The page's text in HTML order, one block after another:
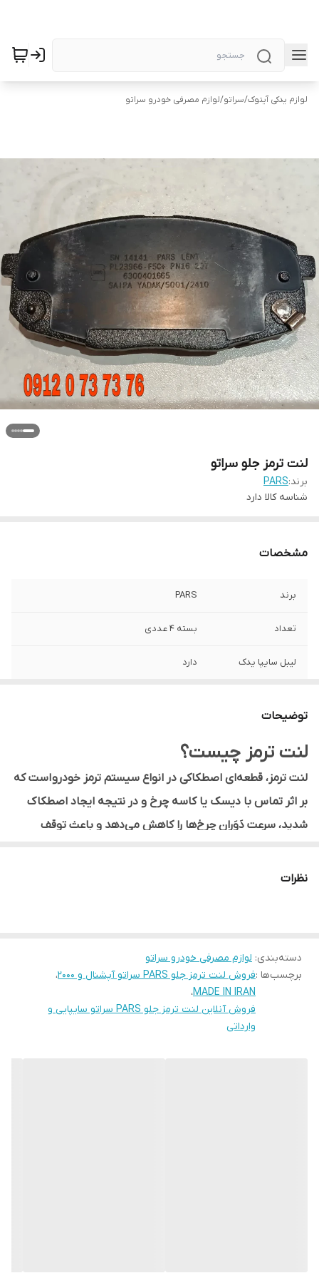
لوازم یدکی آیتوک/سراتو/لوازم مصرفی خودرو سراتو
لنت ترمز جلو سراتو
برند:PARS
شناسه کالا دارد
مشخصات
برند PARS
تعداد بسته 4 عددی
لیبل سایپا یدک دارد
تامین کننده سایپا یدک
توضیحات
لنت ترمز چیست؟
لنت ترمز، قطعه‌ای اصطکاکی در انواع سیستم ترمز خودرو است که
بر اثر تماس با دیسک یا کاسه چرخ و در نتیجه ایجاد اصطکاک
شدید، سرعت دَوَران چرخ‌ها را کاهش می‌دهد و باعث توقف
مانند فلز، سرامیک و مواد آلی ساخته می‌شود و در دو نوع لنت
نیز برای ترمزهای دیسکی یا کاسه‌ای در دو نوع مختلف ساخته
نظرات
دسته‌بندی: لوازم مصرفی خودرو سراتو
برچسب‌ها :فروش لنت ترمز جلو PARS سراتو آپشنال و 2000
،
MADE IN IRAN،
فروش آنلاین لنت ترمز جلو PARS سراتو سایپایی و
وارداتی